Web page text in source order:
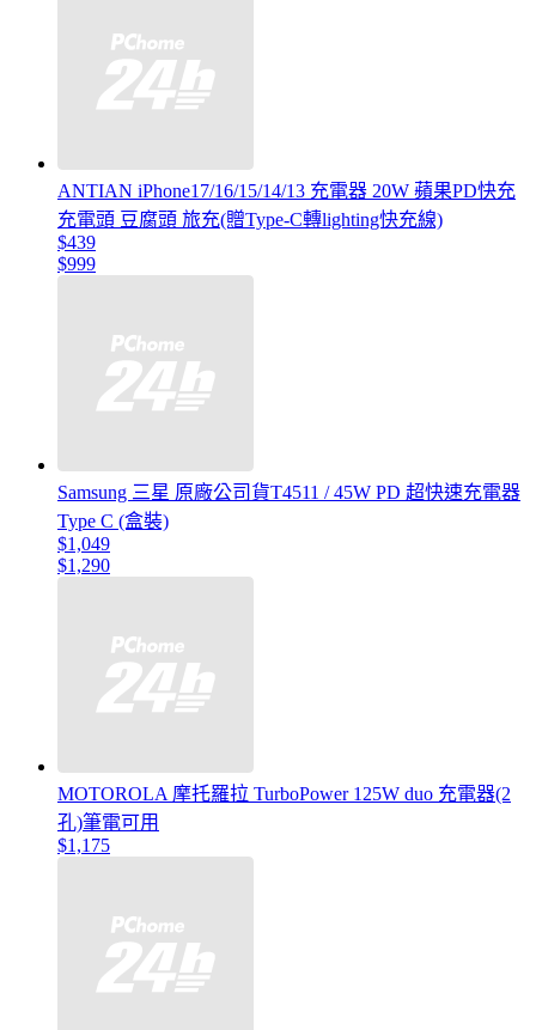
ANTIAN iPhone17/16/15/14/13 充電器 20W 蘋果PD快充
充電頭 豆腐頭 旅充(贈Type-C轉lighting快充線)
$439
$999
Samsung 三星 原廠公司貨T4511 / 45W PD 超快速充電器
Type C (盒裝)
$1,049
$1,290
MOTOROLA 摩托羅拉 TurboPower 125W duo 充電器(2
孔)筆電可用
$1,175